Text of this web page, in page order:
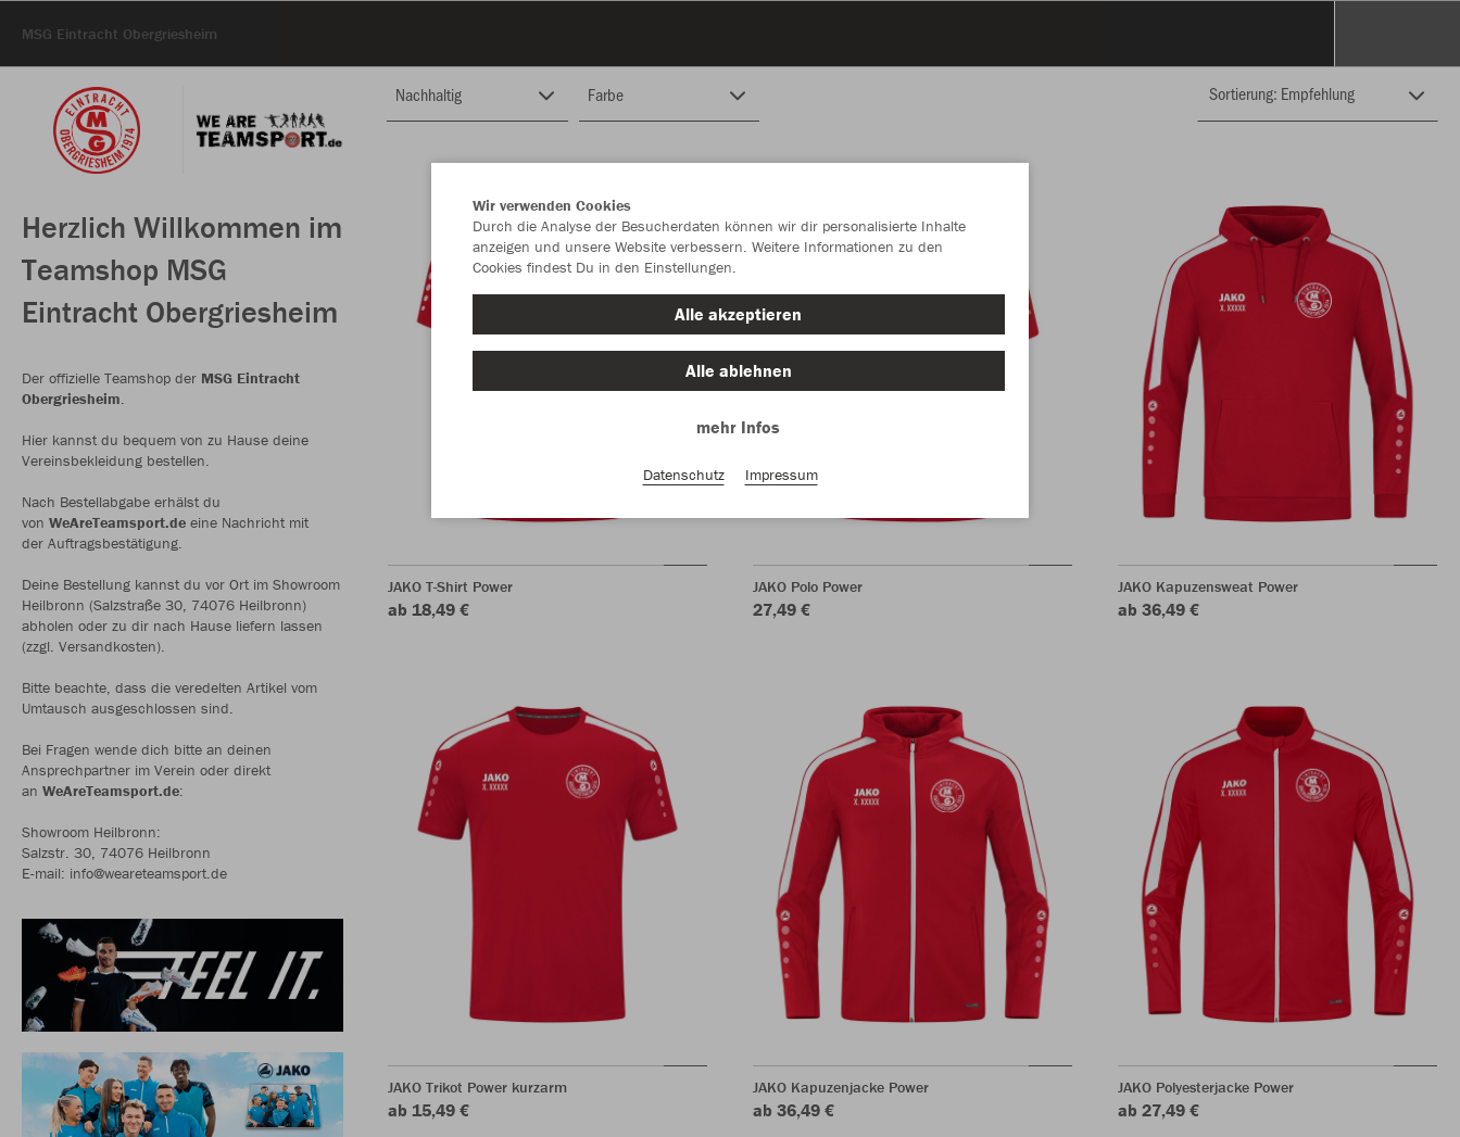
MSG Eintracht Obergriesheim
Herzlich Willkommen im
Teamshop MSG
Eintracht Obergriesheim
Der offizielle Teamshop der MSG Eintracht
Obergriesheim.
Hier kannst du bequem von zu Hause deine
Vereinsbekleidung bestellen.
Nach Bestellabgabe erhälst du
von WeAreTeamsport.de eine Nachricht mit
der Auftragsbestätigung.
Deine Bestellung kannst du vor Ort im Showroom
Heilbronn (Salzstraße 30, 74076 Heilbronn)
abholen oder zu dir nach Hause liefern lassen
(zzgl. Versandkosten).
Bitte beachte, dass die veredelten Artikel vom
Umtausch ausgeschlossen sind.
Bei Fragen wende dich bitte an deinen
Ansprechpartner im Verein oder direkt
an WeAreTeamsport.de:
Showroom Heilbronn:
Salzstr. 30, 74076 Heilbronn
E-mail: info@weareteamsport.de
Nachhaltig Farbe
JAKO T-Shirt Power
ab 18,49 €
JAKO Polo Power
27,49 €
JAKO Kapuzensweat Power
ab 36,49 €
JAKO Trikot Power kurzarm
ab 15,49 €
JAKO Kapuzenjacke Power
ab 36,49 €
JAKO Polyesterjacke Power
ab 27,49 €
Wir verwenden Cookies
Durch die Analyse der Besucherdaten können wir dir personalisierte Inhalte
anzeigen und unsere Website verbessern. Weitere Informationen zu den
Cookies findest Du in den Einstellungen.
Alle akzeptieren
Alle ablehnen
mehr Infos
Datenschutz Impressum